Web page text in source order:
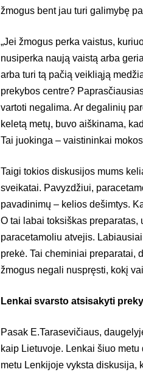
žmogus bent jau turi galimybę
„Jei žmogus perka vaistus,
nusiperka naują vaistą arba
arba turi tą pačią veikliąją
prekybos centre?
vartoti negalima. Ar degalinių
keletą metų, buvo aiškinama,
Tai juokinga – vaistininkai
Taigi tokios diskusijos mums
sveikatai. Pavyzdžiui,
pavadinimų – kelios dešimtys.
O tai labai toksiškas
paracetamoliu atvejis.
prekė. Tai cheminiai preparatai,
žmogus negali nuspręsti, kokį
Lenkai svarsto atsisakyti
Pasak E.Tarasevičiaus,
kaip Lietuvoje. Lenkai šiuo
metu Lenkijoje vyksta diskusija,